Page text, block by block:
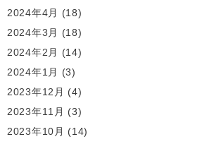
2024年4月
(18)
2024年3月
(18)
2024年2月
(14)
2024年1月
(3)
2023年12月 (4)
2023年11月 (3)
2023年10月 (14)